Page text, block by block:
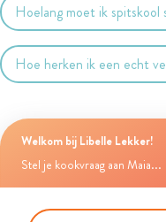
Hoelang moet ik
Hoe herken ik een echt
Welkom bij Libelle Lekker!
Stel je kookvraag aan Maia...